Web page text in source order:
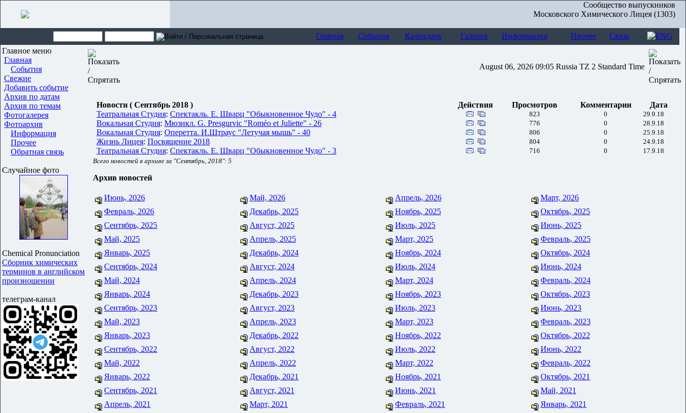
Сообщество выпускников
Московского Химического Лицея (1303)
Главная События Календарь Галерея Информация Прочее
Связь
Главное меню
Главная
События
Свежие
Добавить событие
Архив по датам
Архив по темам
Фотогалерея
Фотоархив
Информация
Прочее
Обратная связь
Случайное фото
Chemical Pronunciation
Сборник химических
терминов в английском
произношении
телеграм-канал
August 06, 2026 09:05 Russia TZ 2 Standard Time
Новости ( Сентябрь 2018 ) Действия Просмотров Комментарии
Дата
Театральная Студия: Спектакль. Е. Шварц "Обыкновенное Чудо" - 4 823 0 29.9.18
Вокальная Студия: Мюзикл. G. Presgurvic "Roméo et Juliette" - 26 776 0 28.9.18
Вокальная Студия: Оперетта. И.Штраус "Летучая мышь" - 40 806 0 25.9.18
Жизнь Лицея: Посвящение 2018 804 0 24.9.18
Театральная Студия: Спектакль. Е. Шварц "Обыкновенное Чудо" - 3 716 0
17.9.18
Всего новостей в архиве за "Сентябрь, 2018": 5
Архив новостей
Июнь, 2026 Май, 2026 Апрель, 2026
Март, 2026
Февраль, 2026
Декабрь, 2025 Ноябрь, 2025
Октябрь, 2025
Сентябрь, 2025
Август, 2025 Июль, 2025
Июнь, 2025
Май, 2025
Апрель, 2025 Март, 2025
Февраль, 2025
Январь, 2025
Декабрь, 2024 Ноябрь, 2024
Октябрь, 2024
Сентябрь, 2024
Август, 2024 Июль, 2024
Июнь, 2024
Май, 2024
Апрель, 2024 Март, 2024
Февраль, 2024
Январь, 2024
Декабрь, 2023 Ноябрь, 2023
Октябрь, 2023
Сентябрь, 2023
Август, 2023 Июль, 2023
Июнь, 2023
Май, 2023
Апрель, 2023 Март, 2023
Февраль, 2023
Январь, 2023
Декабрь, 2022 Ноябрь, 2022
Октябрь, 2022
Сентябрь, 2022
Август, 2022 Июль, 2022
Июнь, 2022
Май, 2022
Апрель, 2022 Март, 2022
Февраль, 2022
Январь, 2022
Декабрь, 2021 Ноябрь, 2021
Октябрь, 2021
Сентябрь, 2021
Август, 2021 Июнь, 2021
Май, 2021
Апрель, 2021
Март, 2021 Февраль, 2021
Январь, 2021